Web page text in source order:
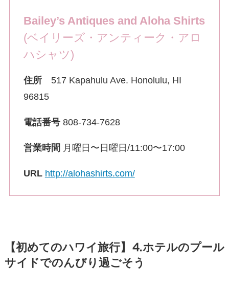
Bailey’s Antiques and Aloha Shirts
(ベイリーズ・アンティーク・アロ
ハシャツ)
住所517 Kapahulu Ave. Honolulu, HI
96815
電話番号808-734-7628
営業時間 月曜日〜日曜日/11:00〜17:00
URL http://alohashirts.com/
【初めてのハワイ旅行】⒋ホテルのプール
サイドでのんびり過ごそう